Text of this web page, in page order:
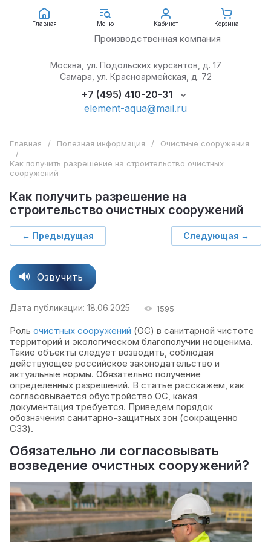
Москва, ул. Подольских курсантов, д. 17
Самара, ул. Красноармейская, д. 72
+7 (495) 410-20-31
element-aqua@mail.ru
АкваЭлемент
Производственная компания
Главная / Полезная информация /
Очистные сооружения
/
Как получить разрешение на строительство очистных
сооружений
Как получить разрешение на
строительство очистных сооружений
← Предыдущая Следующая →
Озвучить
Дата публикации: 18.06.2025 1595
Роль очистных сооружений (ОС) в санитарной чистоте
территорий и экологическом благополучии неоценима.
Такие объекты следует возводить, соблюдая
действующее российское законодательство и
актуальные нормы. Обязательно получение
определенных разрешений. В статье расскажем, как
согласовывается обустройство ОС, какая
документация требуется. Приведем порядок
обозначения санитарно-защитных зон (сокращенно
СЗЗ).
Обязательно ли согласовывать
возведение очистных сооружений?
Главная Меню Кабинет Корзина